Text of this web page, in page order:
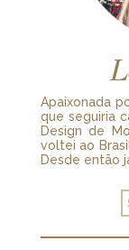
Apaixonada
que seguiria
Design de
voltei ao
Desde então